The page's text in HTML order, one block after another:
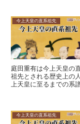
今上天皇の直系祖先
庭田重有は今上天皇の
祖先とされる歴史上の
上天皇に至るまでの系
今上天皇の直系祖先